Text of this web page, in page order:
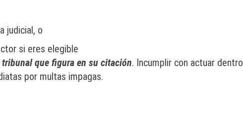
judicial, o
si eres elegible
que figura en su citación. Incumplir con actuar dentro
por multas impagas.